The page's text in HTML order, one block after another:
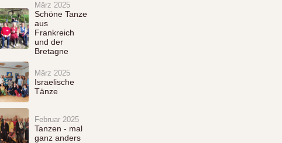
März 2025
Schöne Tanze
aus
Frankreich
und der
Bretagne
März 2025
Israelische
Tänze
Februar 2025
Tanzen - mal
ganz anders